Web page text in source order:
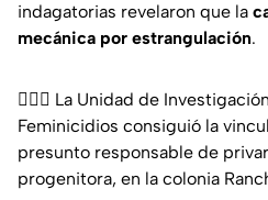
indagatorias revelaron que la
mecánica por estrangulación.
👩🏻‍⚖️ La Unidad de
Feminicidios consiguió la
presunto responsable de
progenitora, en la colonia